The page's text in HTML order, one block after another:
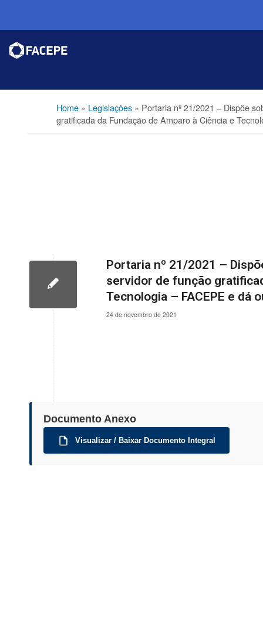
Home» Legislações» Portaria nº 21/2021 – Dispõe
gratificada da Fundação de Amparo à Ciência e
Portaria nº 21/2021 –
servidor de função
Tecnologia – FACEPE e dá
24 de novembro de 2021
Documento Anexo
Visualizar / Baixar Documento Integral